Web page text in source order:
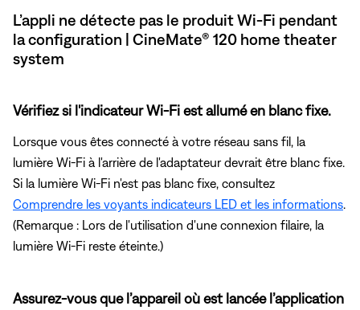
L’appli ne détecte pas le produit Wi-Fi pendant
la configuration | CineMate® 120 home theater
system
Vérifiez si l'indicateur Wi-Fi est allumé en blanc fixe.
Lorsque vous êtes connecté à votre réseau sans fil, la
lumière Wi-Fi à l'arrière de l'adaptateur devrait être blanc fixe.
Si la lumière Wi-Fi n'est pas blanc fixe, consultez
Comprendre les voyants indicateurs LED et les informations.
(Remarque : Lors de l'utilisation d'une connexion filaire, la
lumière Wi-Fi reste éteinte.)
Assurez-vous que l’appareil où est lancée l’application